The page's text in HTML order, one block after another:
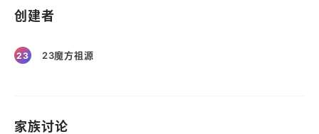
创建者
23 23魔方祖源
家族讨论